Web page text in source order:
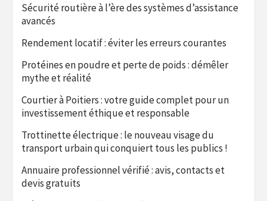
Sécurité routière à l’ère des systèmes d’assistance
avancés
Rendement locatif : éviter les erreurs courantes
Protéines en poudre et perte de poids : démêler
mythe et réalité
Courtier à Poitiers : votre guide complet pour un
investissement éthique et responsable
Trottinette électrique : le nouveau visage du
transport urbain qui conquiert tous les publics !
Annuaire professionnel vérifié : avis, contacts et
devis gratuits